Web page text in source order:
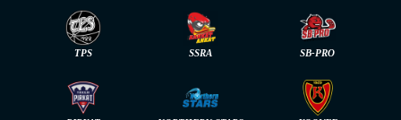
TPS SSRA SB-PRO